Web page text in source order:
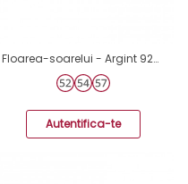
Floarea-soarelui - Argint 925 Inele Simple A4S45235
Autentifica-te